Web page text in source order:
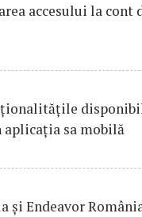
accesului la cont
aplicaţia sa mobilă
şi Endeavor